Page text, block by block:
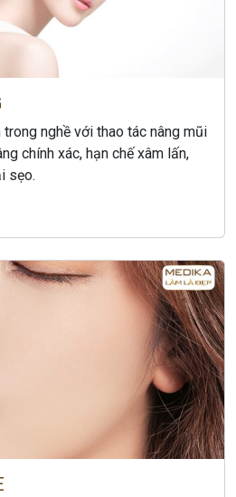
trong nghề với thao tác nâng mũi
chính xác, hạn chế xâm lấn,
sẹo.